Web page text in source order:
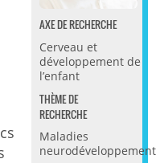
AXE DE RECHERCHE
Cerveau et
développement de
l’enfant
THÈME DE
RECHERCHE
Maladies